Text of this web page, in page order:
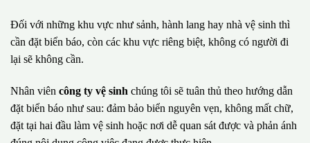
Đối với những khu vực như sảnh, hành lang hay nhà vệ sinh thì
cần đặt biển báo, còn các khu vực riêng biệt, không có người đi
lại sẽ không cần.
Nhân viên công ty vệ sinh chúng tôi sẽ tuân thủ theo hướng dẫn
đặt biển báo như sau: đảm bảo biển nguyên vẹn, không mất chữ,
đặt tại hai đầu làm vệ sinh hoặc nơi dễ quan sát được và phản ánh